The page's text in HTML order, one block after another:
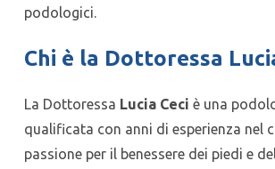
podologici.
Chi è la Dottoressa
La Dottoressa Lucia Ceci è una
qualificata con anni di esperienza nel
passione per il benessere dei piedi e